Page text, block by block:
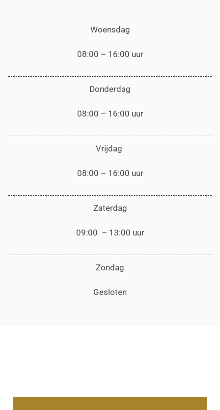
Woensdag
08:00 – 16:00 uur
Donderdag
08:00 – 16:00 uur
Vrijdag
08:00 – 16:00 uur
Zaterdag
09:00 – 13:00 uur
Zondag
Gesloten